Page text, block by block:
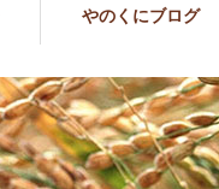
やのくにブログ